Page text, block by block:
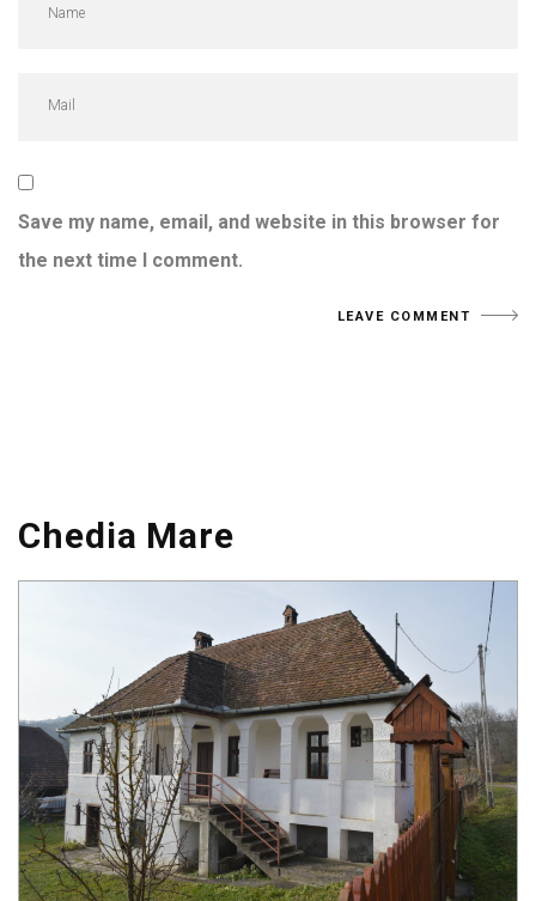
Save my name, email, and website in this browser for
the next time I comment.
Chedia Mare